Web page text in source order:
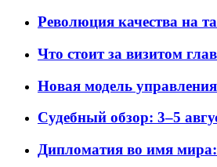
Революция качества на
Что стоит за визитом
Новая модель
Судебный обзор: 3–5
Дипломатия во имя мира: